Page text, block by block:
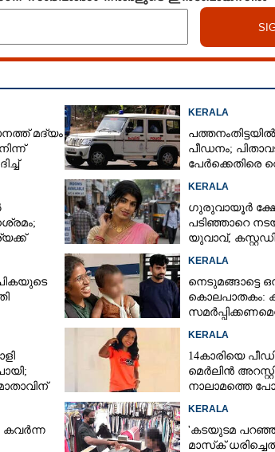
മദ്യം
KERALA
പീഡനം;
പേർക്കെതിരെ
KERALA
ഗുരുവായൂർ
പടിഞ്ഞാറെ
യുവാവ്,​
KERALA
നെടുമങ്ങാട്ടെ
കൊലപാതകം:
KERALA
14കാരിയെ
മെർലിൻ
നാലാമത്തെ
കവർന്ന
KERALA
'കടയുടമ
മാസ്‌ക്
ആത്മഹത്യ: ഭർത്താവിനും
കഠിനതടവ്